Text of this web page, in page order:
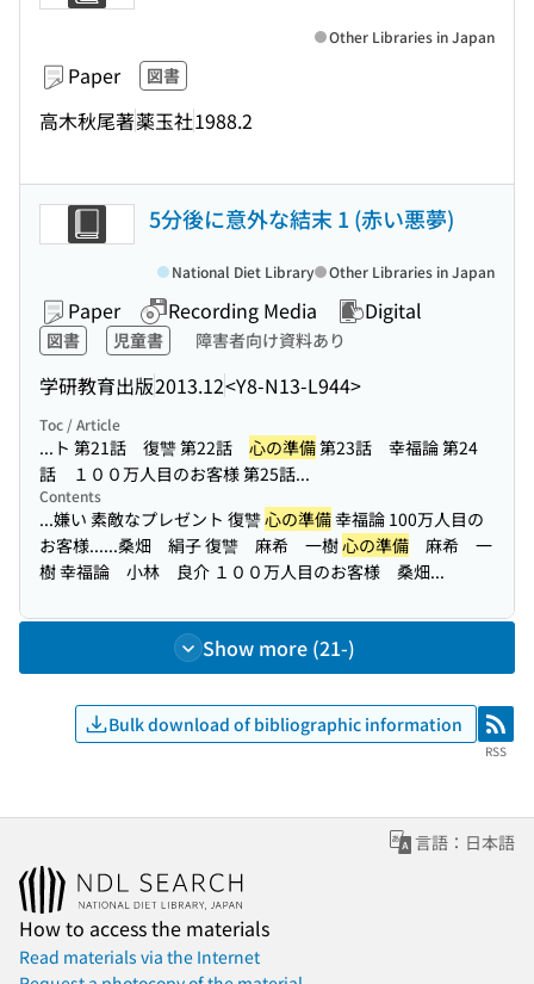
Paper 図書
高木秋尾著薬玉社1988.2
Other Libraries in Japan
5分後に意外な結末 1 (赤い悪夢)
Paper Recording Media Digital
図書 児童書 障害者向け資料あり
学研教育出版2013.12<Y8-N13-L944>
National Diet Library Other Libraries in Japan
Toc / Article
...ト 第21話 復讐 第22話 心の準備第23話 幸福論 第24
話 １００万人目のお客様 第25話...
Contents
...嫌い 素敵なプレゼント 復讐心の準備幸福論 100万人目の
お客様......桑畑 絹子 復讐 麻希 一樹心の準備 麻希 一
樹 幸福論 小林 良介 １００万人目のお客様 桑畑...
Show more (21-)
Bulk download of bibliographic information RSS
RSS
言語：日本語
How to access the materials
Read materials via the Internet